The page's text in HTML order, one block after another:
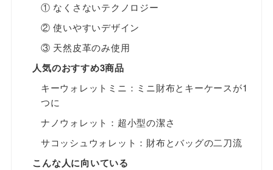
① なくさないテクノロジー
② 使いやすいデザイン
③ 天然皮革のみ使用
人気のおすすめ3商品
キーウォレットミニ：ミニ財布とキーケースが1
つに
ナノウォレット：超小型の潔さ
サコッシュウォレット：財布とバッグの二刀流
こんな人に向いている